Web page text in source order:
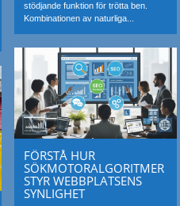
stödjande funktion för trötta ben.
Kombinationen av naturliga...
FÖRSTÅ HUR
SÖKMOTORALGORITMER
STYR WEBBPLATSENS
SYNLIGHET